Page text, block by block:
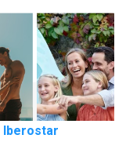
Iberostar